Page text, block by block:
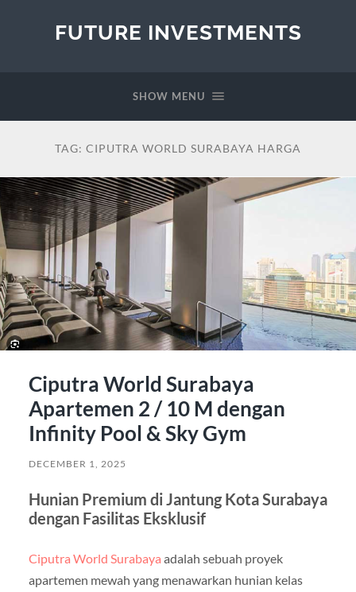
FUTURE INVESTMENTS
SHOW MENU
TAG: CIPUTRA WORLD SURABAYA HARGA
Ciputra World Surabaya
Apartemen 2 / 10 M dengan
Infinity Pool & Sky Gym
DECEMBER 1, 2025
Hunian Premium di Jantung Kota Surabaya
dengan Fasilitas Eksklusif
Ciputra World Surabaya adalah sebuah proyek
apartemen mewah yang menawarkan hunian kelas